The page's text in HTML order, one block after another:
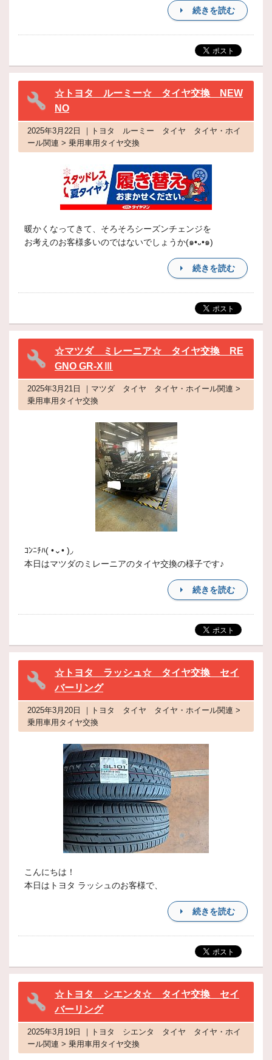
続きを読む
☆トヨタ ルーミー☆ タイヤ交換 NEW
NO
2025年3月22日 ｜トヨタ ルーミー タイヤ タイヤ・ホイ
ール関連 > 乗用車用タイヤ交換
暖かくなってきて、そろそろシーズンチェンジを
お考えのお客様多いのではないでしょうか(๑•᎑•๑)
続きを読む
☆マツダ ミレーニア☆ タイヤ交換 RE
GNO GR-XⅢ
2025年3月21日 ｜マツダ タイヤ タイヤ・ホイール関連 >
乗用車用タイヤ交換
ｺﾝﾆﾁﾊ( •⌄• )◞
本日はマツダのミレーニアのタイヤ交換の様子です♪
続きを読む
☆トヨタ ラッシュ☆ タイヤ交換 セイ
バーリング
2025年3月20日 ｜トヨタ タイヤ タイヤ・ホイール関連 >
乗用車用タイヤ交換
こんにちは！
本日はトヨタ ラッシュのお客様で、
続きを読む
☆トヨタ シエンタ☆ タイヤ交換 セイ
バーリング
2025年3月19日 ｜トヨタ シエンタ タイヤ タイヤ・ホイ
ール関連 > 乗用車用タイヤ交換